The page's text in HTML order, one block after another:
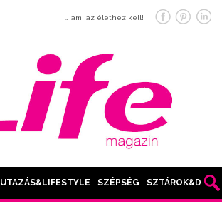
… ami az élethez kell!
UTAZÁS&LIFESTYLE SZÉPSÉG SZTÁROK&DIVAT